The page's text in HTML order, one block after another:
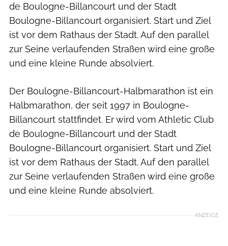
de Boulogne-Billancourt und der Stadt
Boulogne-Billancourt organisiert. Start und Ziel
ist vor dem Rathaus der Stadt. Auf den parallel
zur Seine verlaufenden Straßen wird eine große
und eine kleine Runde absolviert.
Der Boulogne-Billancourt-Halbmarathon ist ein
Halbmarathon, der seit 1997 in Boulogne-
Billancourt stattfindet. Er wird vom Athletic Club
de Boulogne-Billancourt und der Stadt
Boulogne-Billancourt organisiert. Start und Ziel
ist vor dem Rathaus der Stadt. Auf den parallel
zur Seine verlaufenden Straßen wird eine große
und eine kleine Runde absolviert.
ANZEIGE